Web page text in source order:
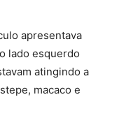
apresentava
lado esquerdo
atingindo a
macaco e